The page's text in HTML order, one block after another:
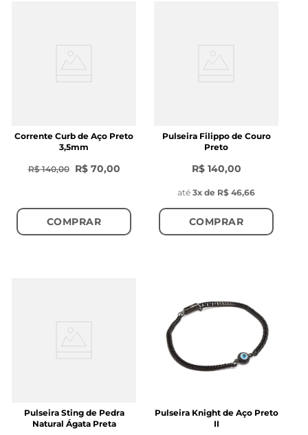
Corrente Curb de Aço Preto
3,5mm
R$ 140,00 R$ 70,00
COMPRAR
Pulseira Filippo de Couro
Preto
R$ 140,00
até 3x de R$ 46,66
COMPRAR
Pulseira Sting de Pedra
Natural Ágata Preta
Pulseira Knight de Aço Preto
II